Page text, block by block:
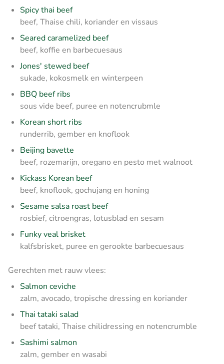
Spicy thai beef
beef, Thaise chili, koriander en vissaus
Seared caramelized beef
beef, koffie en barbecuesaus
Jones' stewed beef
sukade, kokosmelk en winterpeen
BBQ beef ribs
sous vide beef, puree en notencrubmle
Korean short ribs
runderrib, gember en knoflook
Beijing bavette
beef, rozemarijn, oregano en pesto met walnoot
Kickass Korean beef
beef, knoflook, gochujang en honing
Sesame salsa roast beef
rosbief, citroengras, lotusblad en sesam
Funky veal brisket
kalfsbrisket, puree en gerookte barbecuesaus
Gerechten met rauw vlees:
Salmon ceviche
zalm, avocado, tropische dressing en koriander
Thai tataki salad
beef tataki, Thaise chilidressing en notencrumble
Sashimi salmon
zalm, gember en wasabi